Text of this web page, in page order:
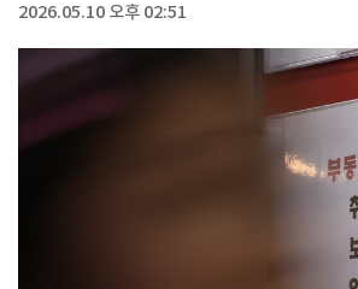
2026.05.10 오후 02:51